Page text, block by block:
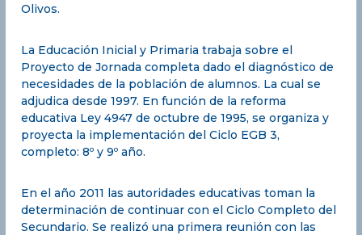
Olivos.
La Educación Inicial y Primaria trabaja sobre el
Proyecto de Jornada completa dado el diagnóstico de
necesidades de la población de alumnos. La cual se
adjudica desde 1997. En función de la reforma
educativa Ley 4947 de octubre de 1995, se organiza y
proyecta la implementación del Ciclo EGB 3,
completo: 8º y 9º año.
En el año 2011 las autoridades educativas toman la
determinación de continuar con el Ciclo Completo del
Secundario. Se realizó una primera reunión con las